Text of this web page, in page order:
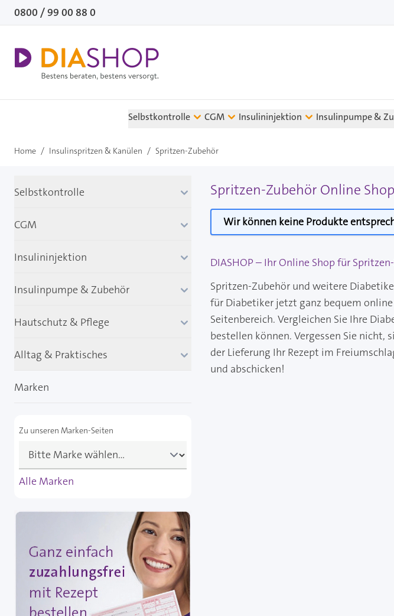
Direkt zum Inhalt
0800 / 99 00 88 0
Selbstkontrolle CGM Insulininjektion Insulinpumpe &
Home / Insulinspritzen & Kanülen / Spritzen-Zubehör
Spritzen-Zubehör Online Shop
Wir können keine Produkte
DIASHOP – Ihr Online Shop für
Spritzen-Zubehör und weitere
für Diabetiker jetzt ganz bequem
Seitenbereich. Vergleichen Sie Ihre
bestellen können. Vergessen Sie nicht,
der Lieferung Ihr Rezept im
und abschicken!
Selbstkontrolle
CGM
Insulininjektion
Insulinpumpe & Zubehör
Hautschutz & Pflege
Alltag & Praktisches
Marken
Zu unseren Marken-Seiten
Alle Marken